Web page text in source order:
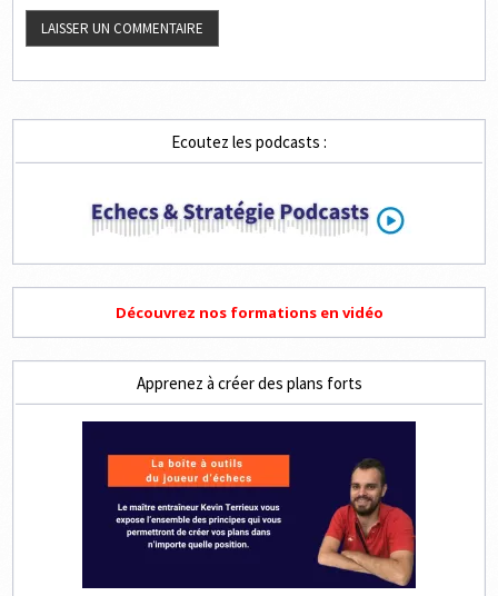
Ecoutez les podcasts :
Découvrez nos formations en vidéo
Apprenez à créer des plans forts